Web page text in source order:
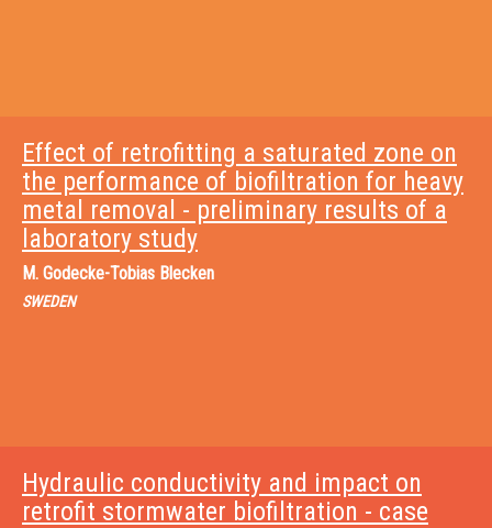
Effect of retrofitting a saturated zone on
the performance of biofiltration for heavy
metal removal - preliminary results of a
laboratory study
M. Godecke-Tobias Blecken
SWEDEN
Hydraulic conductivity and impact on
retrofit stormwater biofiltration - case